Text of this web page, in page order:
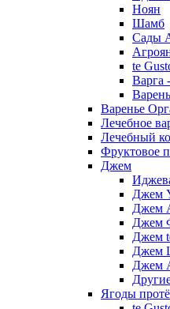
Ноян
Шамб
Сады
te
Варга
Варенье
Лечебное
Лечебный
Фруктовое
Джем
Джем
Джем
Джем
Джем
Джем
Джем
Ягоды